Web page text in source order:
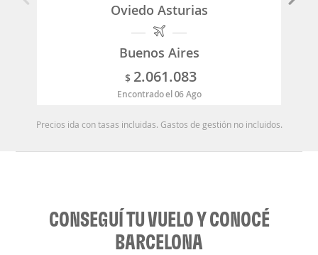
Oviedo Asturias
Buenos Aires
$ 2.061.083
Encontrado el 06 Ago
Precios ida con tasas incluidas. Gastos de gestión no incluidos.
CONSEGUÍ TU VUELO Y CONOCÉ
BARCELONA